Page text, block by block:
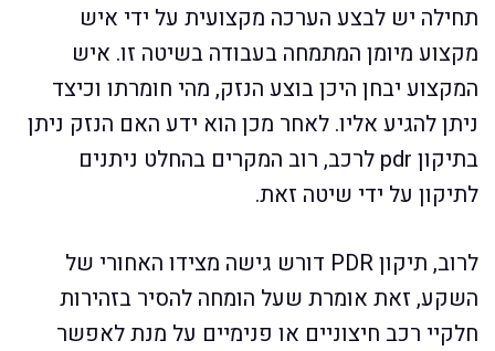
תחילה יש לבצע הערכה מקצועית על ידי איש
מקצוע מיומן המתמחה בעבודה בשיטה זו. איש
המקצוע יבחן היכן בוצע הנזק, מהי חומרתו וכיצד
ניתן להגיע אליו. לאחר מכן הוא ידע האם הנזק ניתן
בתיקון pdr לרכב, רוב המקרים בהחלט ניתנים
לתיקון על ידי שיטה זאת.
לרוב, תיקון PDR דורש גישה מצידו האחורי של
השקע, זאת אומרת שעל הומחה להסיר בזהירות
חלקיי רכב חיצוניים או פנימיים על מנת לאפשר